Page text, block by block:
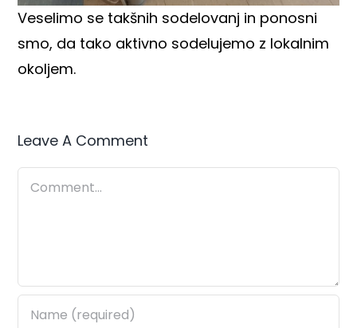
Veselimo se takšnih sodelovanj in ponosni
smo, da tako aktivno sodelujemo z lokalnim
okoljem.
Leave A Comment
Comment